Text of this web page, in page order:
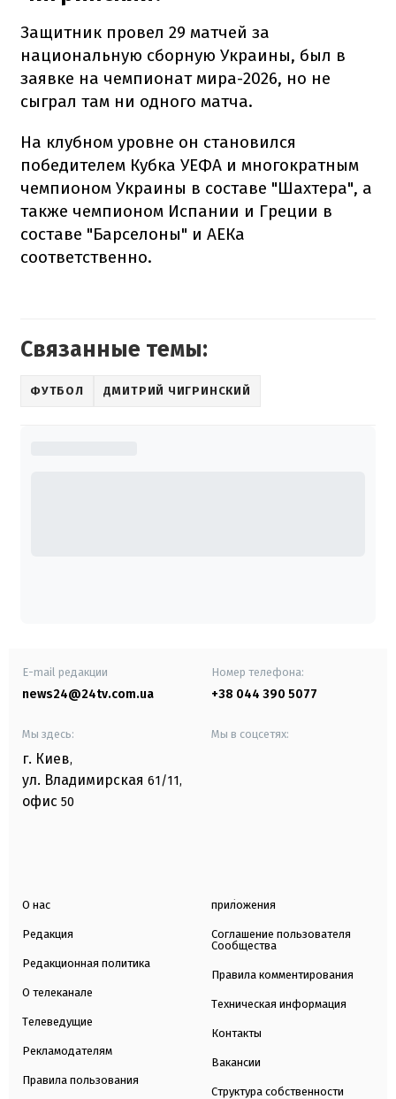
Защитник провел 29 матчей за
национальную сборную Украины, был в
заявке на чемпионат мира-2026, но не
сыграл там ни одного матча.
На клубном уровне он становился
победителем Кубка УЕФА и многократным
чемпионом Украины в составе "Шахтера", а
также чемпионом Испании и Греции в
составе "Барселоны" и АЕКа
соответственно.
Связанные темы:
ФУТБОЛ ДМИТРИЙ ЧИГРИНСКИЙ
E-mail редакции
news24@24tv.com.ua
Номер телефона:
+38 044 390 5077
Мы здесь:
г. Киев,
ул. Владимирская 61/11,
офис 50
Мы в соцсетях:
О нас
Редакция
Редакционная политика
О телеканале
Телеведущие
Рекламодателям
Правила пользования
приложения
Соглашение пользователя
Сообщества
Правила комментирования
Техническая информация
Контакты
Вакансии
Структура собственности